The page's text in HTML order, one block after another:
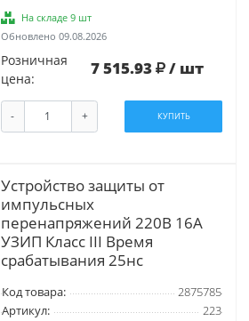
На складе 9 шт
Обновлено 09.08.2026
Розничная
цена:
7 515.93 / шт
- + КУПИТЬ
Устройство защиты от
импульсных
перенапряжений 220В 16А
УЗИП Класс III Время
срабатывания 25нс
Код товара:
2875785
Артикул:
223